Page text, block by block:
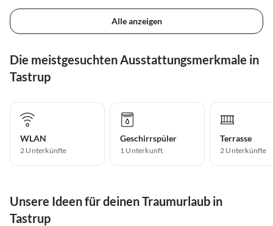
Alle anzeigen
Die meistgesuchten Ausstattungsmerkmale in
Tastrup
WLAN
2 Unterkünfte
Geschirrspüler
1 Unterkunft
Terrasse
2 Unterkünfte
Unsere Ideen für deinen Traumurlaub in
Tastrup